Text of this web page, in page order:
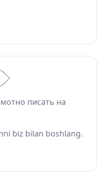
писать на
biz bilan boshlang.